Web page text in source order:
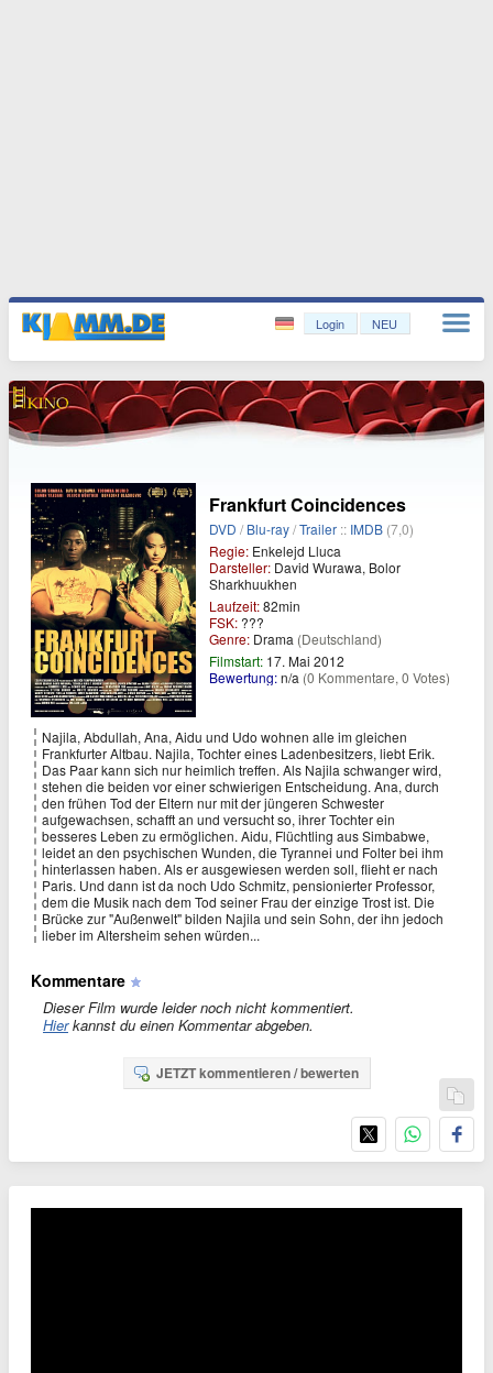
Login NEU
Frankfurt Coincidences
DVD /Blu-ray/Trailer :: IMDB (7,0)
Regie: Enkelejd Lluca
Darsteller: David Wurawa, Bolor
Sharkhuukhen
Laufzeit:82min
FSK: ???
Genre: Drama (Deutschland)
Filmstart: 17. Mai 2012
Bewertung:n/a (0 Kommentare, 0 Votes)
Najila, Abdullah, Ana, Aidu und Udo wohnen alle im gleichen
Frankfurter Altbau. Najila, Tochter eines Ladenbesitzers, liebt Erik.
Das Paar kann sich nur heimlich treffen. Als Najila schwanger wird,
stehen die beiden vor einer schwierigen Entscheidung. Ana, durch
den frühen Tod der Eltern nur mit der jüngeren Schwester
aufgewachsen, schafft an und versucht so, ihrer Tochter ein
besseres Leben zu ermöglichen. Aidu, Flüchtling aus Simbabwe,
leidet an den psychischen Wunden, die Tyrannei und Folter bei ihm
hinterlassen haben. Als er ausgewiesen werden soll, flieht er nach
Paris. Und dann ist da noch Udo Schmitz, pensionierter Professor,
dem die Musik nach dem Tod seiner Frau der einzige Trost ist. Die
Brücke zur "Außenwelt" bilden Najila und sein Sohn, der ihn jedoch
lieber im Altersheim sehen würden...
Kommentare
Dieser Film wurde leider noch nicht kommentiert.
Hierkannst du einen Kommentar abgeben.
JETZT kommentieren / bewerten